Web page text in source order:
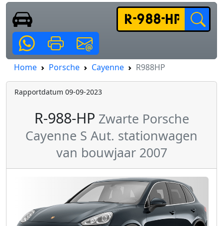
Home Porsche Cayenne R988HP
Rapportdatum 09-09-2023
R-988-HP Zwarte Porsche
Cayenne S Aut. stationwagen
van bouwjaar 2007